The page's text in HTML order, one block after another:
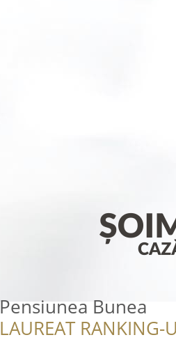
Pensiunea Bunea
LAUREAT RANKING-